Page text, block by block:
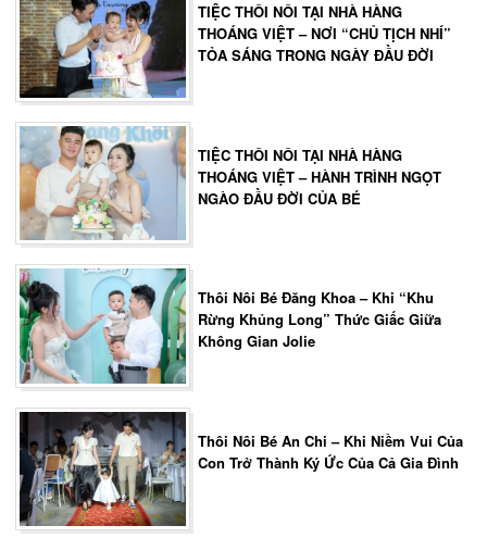
TIỆC THÔI NÔI TẠI NHÀ HÀNG
THOÁNG VIỆT – NƠI “CHỦ TỊCH NHÍ”
TỎA SÁNG TRONG NGÀY ĐẦU ĐỜI
TIỆC THÔI NÔI TẠI NHÀ HÀNG
THOÁNG VIỆT – HÀNH TRÌNH NGỌT
NGÀO ĐẦU ĐỜI CỦA BÉ
Thôi Nôi Bé Đăng Khoa – Khi “Khu
Rừng Khủng Long” Thức Giấc Giữa
Không Gian Jolie
Thôi Nôi Bé An Chi – Khi Niềm Vui Của
Con Trở Thành Ký Ức Của Cả Gia Đình